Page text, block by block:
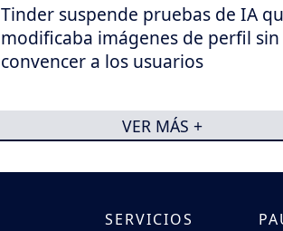
Tinder suspende pruebas de IA
modificaba imágenes de perfil sin
convencer a los usuarios
VER MÁS +
SERVICIOS